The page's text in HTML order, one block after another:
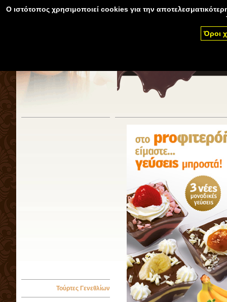
Τούρτες Γενεθλίων
Ο ιστότοπος χρησιμοποιεί cookies για την
Όροι